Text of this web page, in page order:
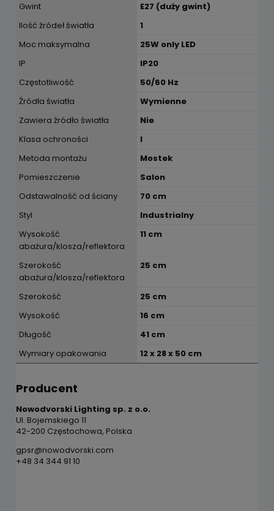
Gwint
E27 (duży gwint)
Ilość źródeł światła
1
Moc maksymalna
25W only LED
IP
IP20
Częstotliwość
50/60 Hz
Źródła światła
Wymienne
Zawiera źródło światła
Nie
Klasa ochroności
I
Metoda montażu
Mostek
Pomieszczenie
Salon
Odstawalność od ściany
70 cm
Styl
Industrialny
Wysokość
abażura/klosza/reflektora
11 cm
Szerokość
abażura/klosza/reflektora
25 cm
Szerokość
25 cm
Wysokość
16 cm
Długość
41 cm
Wymiary opakowania
12 x 28 x 50 cm
Producent
Nowodvorski Lighting sp. z o.o.
Ul. Bojemskiego 11
42-200 Częstochowa, Polska
gpsr@nowodvorski.com
+48 34 344 91 10